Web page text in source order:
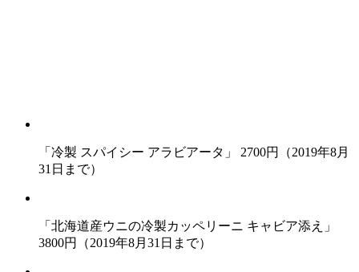
「冷製 スパイシー アラビアータ」 2700円（2019年8月
31日まで）
「北海道産ウニの冷製カッペリーニ キャビア添え」
3800円（2019年8月31日まで）